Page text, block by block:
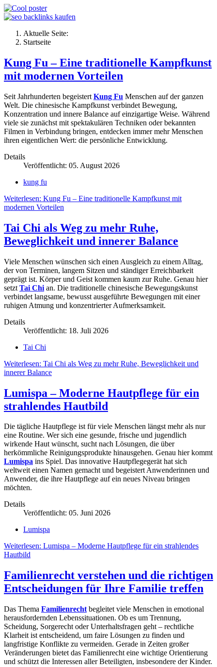
Aktuelle Seite:
Startseite
Kung Fu – Eine traditionelle Kampfkunst
mit modernen Vorteilen
Seit Jahrhunderten begeistert Kung Fu Menschen auf der ganzen
Welt. Die chinesische Kampfkunst verbindet Bewegung,
Konzentration und innere Balance auf einzigartige Weise. Während
viele sie zunächst mit spektakulären Techniken oder bekannten
Filmen in Verbindung bringen, entdecken immer mehr Menschen
ihren eigentlichen Wert: die persönliche Entwicklung.
Details
Veröffentlicht: 05. August 2026
kung fu
Weiterlesen: Kung Fu – Eine traditionelle Kampfkunst mit
modernen Vorteilen
Tai Chi als Weg zu mehr Ruhe,
Beweglichkeit und innerer Balance
Viele Menschen wünschen sich einen Ausgleich zu einem Alltag,
der von Terminen, langem Sitzen und ständiger Erreichbarkeit
geprägt ist. Körper und Geist kommen kaum zur Ruhe. Genau hier
setzt Tai Chi an. Die traditionelle chinesische Bewegungskunst
verbindet langsame, bewusst ausgeführte Bewegungen mit einer
ruhigen Atmung und konzentrierter Aufmerksamkeit.
Details
Veröffentlicht: 18. Juli 2026
Tai Chi
Weiterlesen: Tai Chi als Weg zu mehr Ruhe, Beweglichkeit und
innerer Balance
Lumispa – Moderne Hautpflege für ein
strahlendes Hautbild
Die tägliche Hautpflege ist für viele Menschen längst mehr als nur
eine Routine. Wer sich eine gesunde, frische und jugendlich
wirkende Haut wünscht, sucht nach Lösungen, die über
herkömmliche Reinigungsprodukte hinausgehen. Genau hier kommt
Lumispa ins Spiel. Das innovative Hautpflegegerät hat sich
weltweit einen Namen gemacht und begeistert Anwenderinnen und
Anwender, die ihre Hautpflege auf ein neues Niveau bringen
möchten.
Details
Veröffentlicht: 05. Juni 2026
Lumispa
Weiterlesen: Lumispa – Moderne Hautpflege für ein strahlendes
Hautbild
Familienrecht verstehen und die richtigen
Entscheidungen für Ihre Familie treffen
Das Thema Familienrecht begleitet viele Menschen in emotional
herausfordernden Lebenssituationen. Ob es um Trennung,
Scheidung, Sorgerecht oder Unterhaltsfragen geht – rechtliche
Klarheit ist entscheidend, um faire Lösungen zu finden und
langfristige Konflikte zu vermeiden. Gerade in Zeiten großer
Veränderungen bietet das Familienrecht eine wichtige Orientierung
und schützt die Interessen aller Beteiligten, insbesondere der Kinder.